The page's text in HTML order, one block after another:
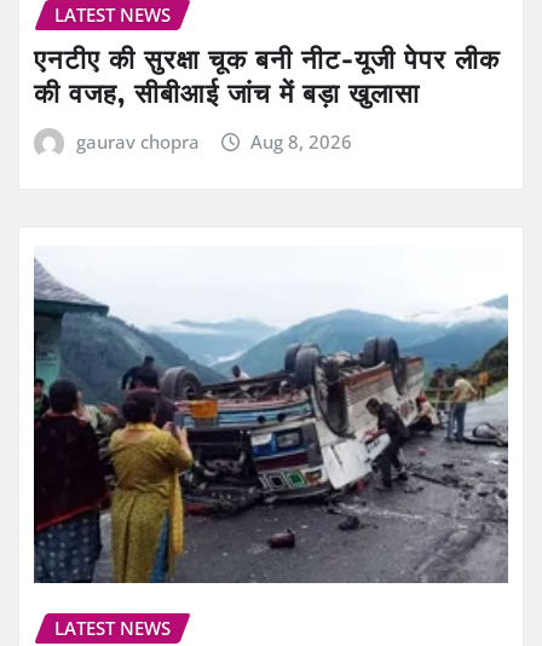
LATEST NEWS
एनटीए की सुरक्षा चूक बनी नीट-यूजी पेपर लीक
की वजह, सीबीआई जांच में बड़ा खुलासा
gaurav chopra Aug 8, 2026
LATEST NEWS